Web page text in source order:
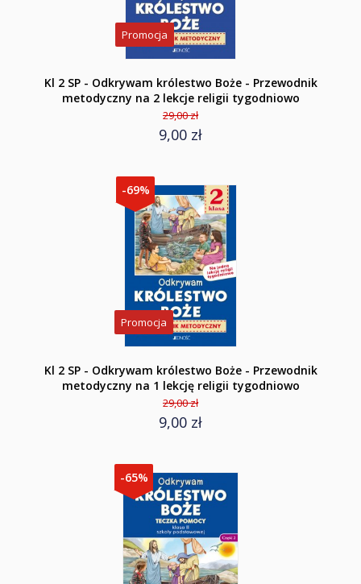
Promocja
Kl 2 SP - Odkrywam królestwo Boże - Przewodnik
metodyczny na 2 lekcje religii tygodniowo
29,00 zł
9,00 zł
-69%
Promocja
Kl 2 SP - Odkrywam królestwo Boże - Przewodnik
metodyczny na 1 lekcję religii tygodniowo
29,00 zł
9,00 zł
-65%